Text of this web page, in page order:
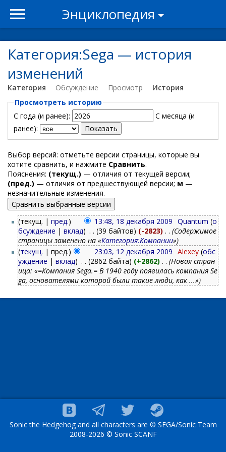
Энциклопедия
Категория:Sega — история
изменений
Категория Обсуждение Просмотр
История
Просмотреть историю
С года (и ранее):
С месяца (и
ранее):
Выбор версий: отметьте версии страницы, которые вы
хотите сравнить, и нажмите Сравнить.
Пояснения: (текущ.) — отличия от текущей версии;
(пред.) — отличия от предшествующей версии; м —
незначительные изменения.
(текущ. | пред.) 13:48, 18 декабря 2009 Quantum (о
бсуждение | вклад) . . (39 байтов) (-2823) . . (Содержимое
страницы заменено на «Категория:Компании»)
(текущ. | пред.) 23:03, 12 декабря 2009 Alexey (обс
уждение | вклад) . . (2862 байта) (+2862) . . (Новая стран
ица: «=Компания Sega.= В 1940 году появилась компания Se
ga, основателями которой были такие люди, как ...»)
Sonic the Hedgehog and all characters are © SEGA/Sonic Team
2008-2026 © Sonic SCANF